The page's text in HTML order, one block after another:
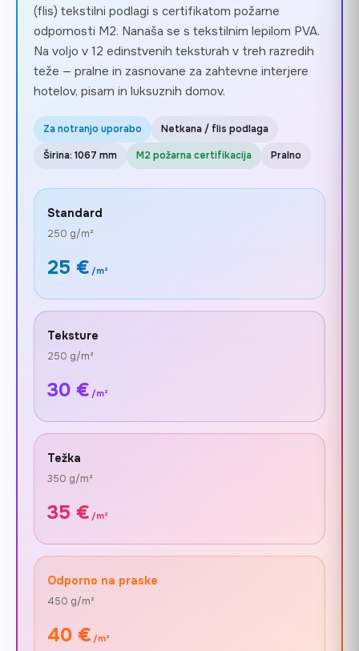
(flis) tekstilni podlagi s certifikatom požarne
odpornosti M2. Nanaša se s tekstilnim lepilom PVA.
Na voljo v 12 edinstvenih teksturah v treh razredih
teže — pralne in zasnovane za zahtevne interjere
hotelov, pisarn in luksuznih domov.
Za notranjo uporabo Netkana / flis podlaga
Širina: 1067 mm M2 požarna certifikacija Pralno
Standard
250 g/m²
25 € /m²
Teksture
250 g/m²
30 € /m²
Težka
350 g/m²
35 € /m²
Odporno na praske
450 g/m²
40 € /m²